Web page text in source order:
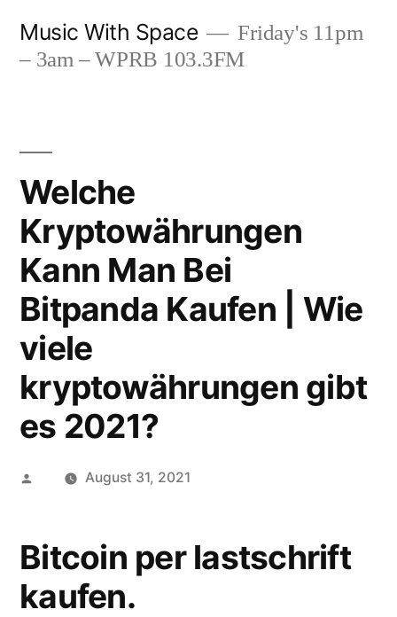
Music With Space
Friday's 11pm
– 3am – WPRB 103.3FM
Welche
Kryptowährungen
Kann Man Bei
Bitpanda Kaufen | Wie
viele
kryptowährungen gibt
es 2021?
Posted August 31, 2021
Bitcoin per lastschrift
kaufen.